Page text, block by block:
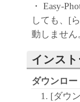
・ Easy-
しても、[
動しません
インス
ダウンロ
[ダウ